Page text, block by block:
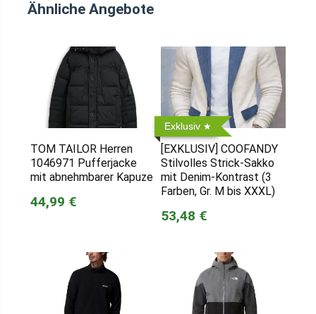
Ähnliche Angebote
TOM TAILOR Herren
1046971 Pufferjacke
mit abnehmbarer Kapuze
44,99 €
Exklusiv
[EXKLUSIV] COOFANDY
Stilvolles Strick-Sakko
mit Denim-Kontrast (3
Farben, Gr. M bis XXXL)
53,48 €